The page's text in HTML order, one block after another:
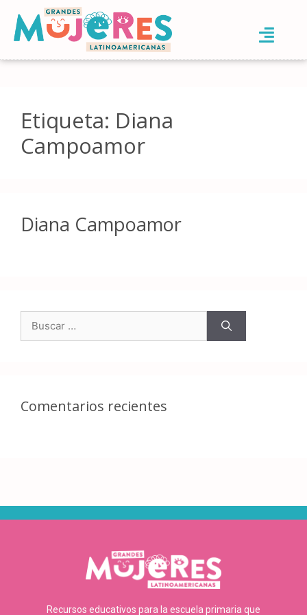
Etiqueta: Diana
Campoamor
Diana Campoamor
Comentarios recientes
Recursos educativos para la escuela primaria que